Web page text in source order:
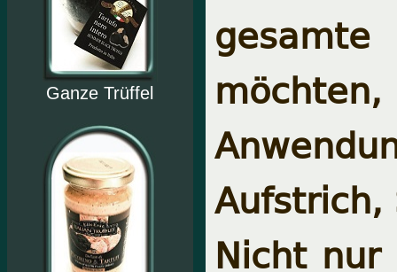
Ganze Trüffel
Aufstrich,
Nicht nur